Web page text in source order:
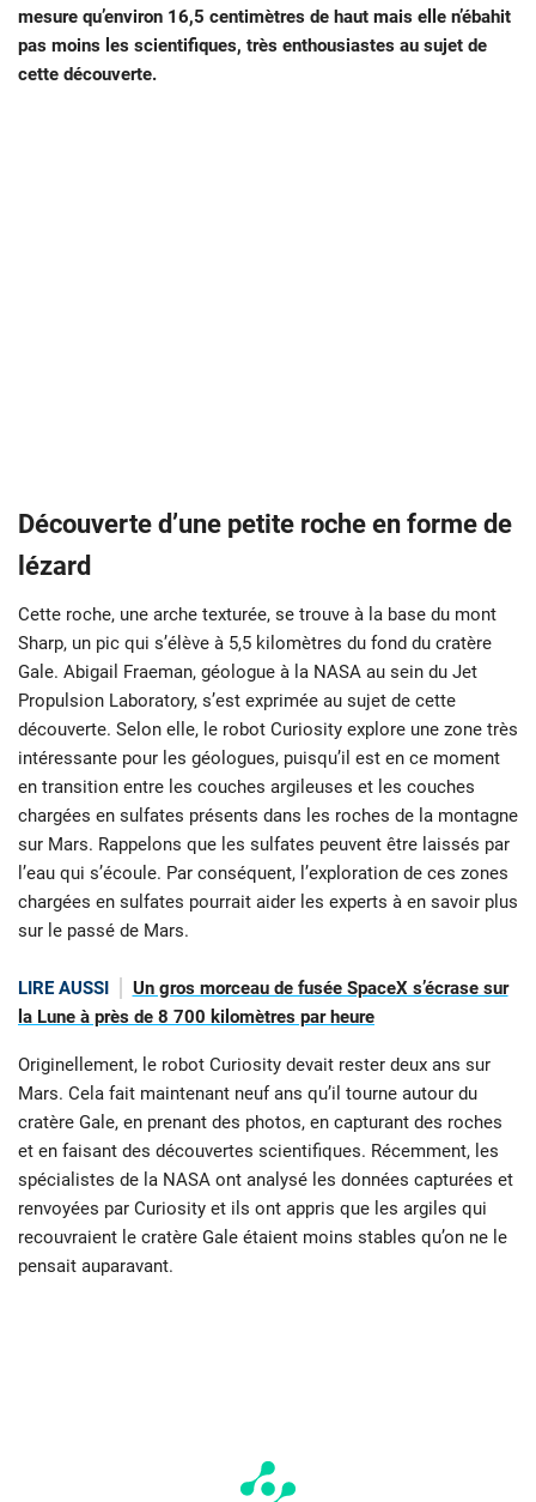
mesure qu’environ 16,5 centimètres de haut mais elle n’ébahit
pas moins les scientifiques, très enthousiastes au sujet de
cette découverte.
Découverte d’une petite roche en forme de
lézard
Cette roche, une arche texturée, se trouve à la base du mont
Sharp, un pic qui s’élève à 5,5 kilomètres du fond du cratère
Gale. Abigail Fraeman, géologue à la NASA au sein du Jet
Propulsion Laboratory, s’est exprimée au sujet de cette
découverte. Selon elle, le robot Curiosity explore une zone très
intéressante pour les géologues, puisqu’il est en ce moment
en transition entre les couches argileuses et les couches
chargées en sulfates présents dans les roches de la montagne
sur Mars. Rappelons que les sulfates peuvent être laissés par
l’eau qui s’écoule. Par conséquent, l’exploration de ces zones
chargées en sulfates pourrait aider les experts à en savoir plus
sur le passé de Mars.
LIRE AUSSI
Un gros morceau de fusée SpaceX s’écrase sur
la Lune à près de 8 700 kilomètres par heure
Originellement, le robot Curiosity devait rester deux ans sur
Mars. Cela fait maintenant neuf ans qu’il tourne autour du
cratère Gale, en prenant des photos, en capturant des roches
et en faisant des découvertes scientifiques. Récemment, les
spécialistes de la NASA ont analysé les données capturées et
renvoyées par Curiosity et ils ont appris que les argiles qui
recouvraient le cratère Gale étaient moins stables qu’on ne le
pensait auparavant.